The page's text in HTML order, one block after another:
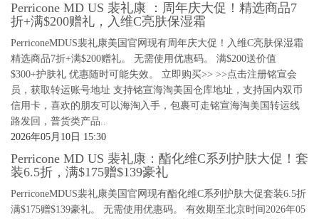
Perricone MD US 裴礼康 ：周年庆大促！精选商品7
折+满$200赠礼，入维C亮肤保湿霜
PerriconeMDUS裴礼康美国官网现有周年庆大促！入维C亮肤保湿霜
精选商品7折+满$200赠礼。 无需使用优惠码。 满$200送价值
$300+护肤礼 优惠随时可能失效。 立即购买>> >>点击注册铭宣会
员，获取转运账号地址 支持铭宣海淘美国仓库地址，支持国内双币
信用卡，喜欢的朋友可以海淘入手，包裹可走铭宣海淘美国转运线
路发回，普货类产品..
2026年05月10日 15:30
Perricone MD US 裴礼康：酯化维C系列护肤大促！套
装6.5折，满$175赠$139豪礼
PerriconeMDUS裴礼康美国官网现有酯化维C系列护肤大促套装6.5折
满$175赠$139豪礼。 无需使用优惠码。 有效期至北京时间2026年05